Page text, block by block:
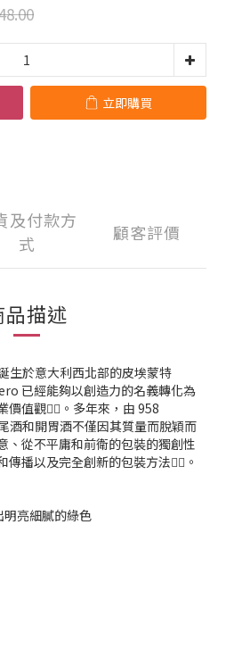
立即購買
及付款方
式
顧客評價
品描述
生於意大利西北部的皮埃蒙特
已經能夠以創造力的名義轉化為
值觀👍🏻。多年來，由 958
酒和開胃酒不僅因其質量而脫穎而
、從不平庸和前衛的包裝的獨創性
播以及完全創新的包裝方法👍🏻。
亮細膩的綠色